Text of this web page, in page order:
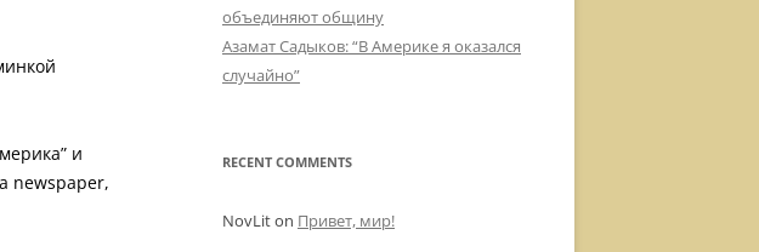
и
newspaper,
объединяют общину
Азамат Садыков: “В Америке я оказался
случайно”
RECENT COMMENTS
NovLiton Привет, мир!